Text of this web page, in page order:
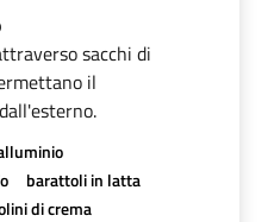
sacchi di
il
barattoli in latta
di crema